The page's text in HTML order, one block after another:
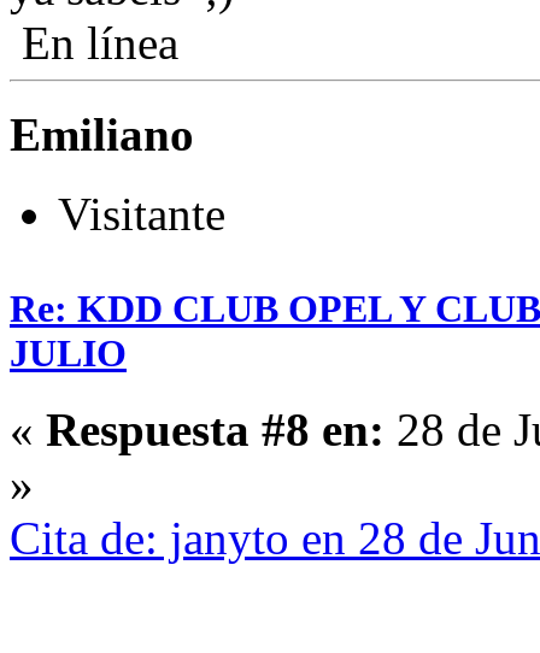
En línea
Emiliano
Visitante
Re: KDD CLUB OPEL Y
JULIO
« Respuesta #8 en: 28 de
»
Cita de: janyto en 28 de